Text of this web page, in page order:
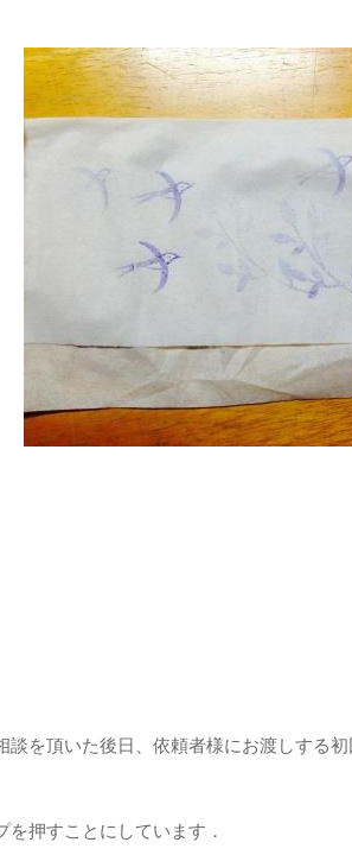
談を頂いた後日、依頼者様にお渡しする
を押すことにしています．